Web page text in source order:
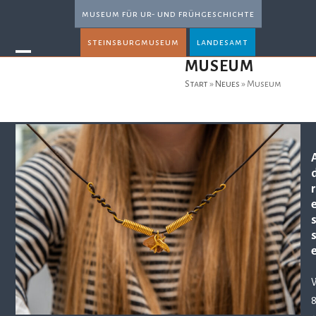
museum für ur- und frühgeschichte
steinsburgmuseum landesamt
MUSEUM
Start » Neues » Museum
r
s
s
8